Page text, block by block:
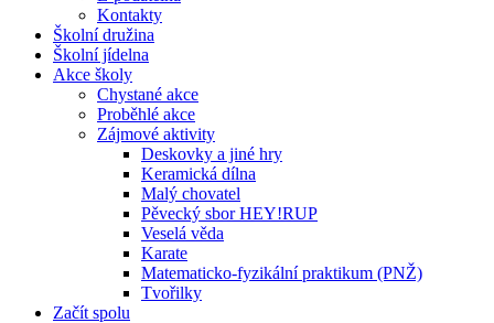
Kontakty
Školní družina
Školní jídelna
Akce školy
Chystané akce
Proběhlé akce
Zájmové aktivity
Deskovky a jiné hry
Keramická dílna
Malý chovatel
Pěvecký sbor HEY!RUP
Veselá věda
Karate
Matematicko-fyzikální praktikum (PNŽ)
Tvořilky
Začít spolu